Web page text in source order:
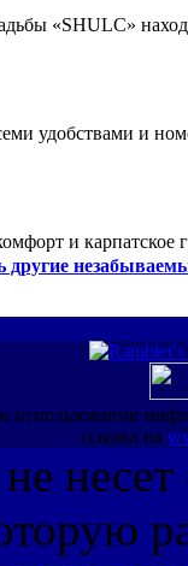
«SHULC»
удобствами и
и карпатское
другие
использовании
ссылка на
несет